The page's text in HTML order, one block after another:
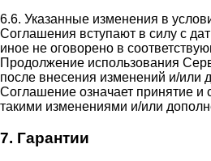
6.6. Указанные изменения в
Соглашения вступают в силу с
иное не оговорено в
Продолжение использования
после внесения изменений и/или
Соглашение означает принятие и
такими изменениями и/или
7. Гарантии